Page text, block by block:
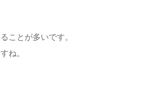
ことが多いです。
ね。